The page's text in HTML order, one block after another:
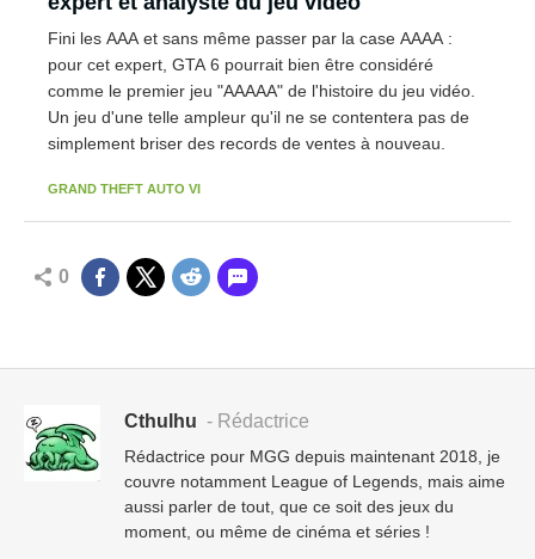
Fini les AAA et sans même passer par la case AAAA :
pour cet expert, GTA 6 pourrait bien être considéré
comme le premier jeu "AAAAA" de l'histoire du jeu vidéo.
Un jeu d'une telle ampleur qu'il ne se contentera pas de
simplement briser des records de ventes à nouveau.
GRAND THEFT AUTO VI
0
Cthulhu - Rédactrice
Rédactrice pour MGG depuis maintenant 2018, je
couvre notamment League of Legends, mais aime
aussi parler de tout, que ce soit des jeux du
moment, ou même de cinéma et séries !